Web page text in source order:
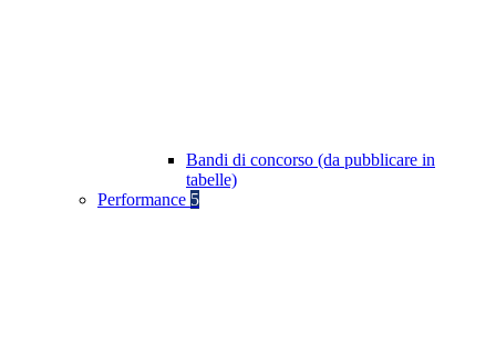
Bandi di concorso (da pubblicare in
tabelle)
Performance 5